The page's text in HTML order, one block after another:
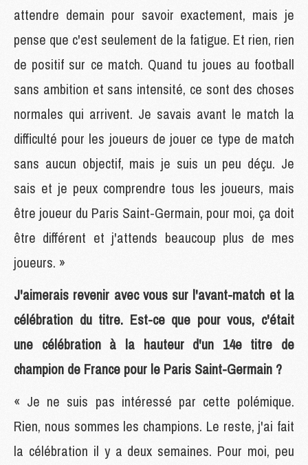
attendre demain pour savoir exactement, mais je
pense que c'est seulement de la fatigue. Et rien, rien
de positif sur ce match. Quand tu joues au football
sans ambition et sans intensité, ce sont des choses
normales qui arrivent. Je savais avant le match la
difficulté pour les joueurs de jouer ce type de match
sans aucun objectif, mais je suis un peu déçu. Je
sais et je peux comprendre tous les joueurs, mais
être joueur du Paris Saint-Germain, pour moi, ça doit
être différent et j'attends beaucoup plus de mes
joueurs. »
J'aimerais revenir avec vous sur l'avant-match et la
célébration du titre. Est-ce que pour vous, c'était
une célébration à la hauteur d'un 14e titre de
champion de France pour le Paris Saint-Germain ?
« Je ne suis pas intéressé par cette polémique.
Rien, nous sommes les champions. Le reste, j'ai fait
la célébration il y a deux semaines. Pour moi, peu